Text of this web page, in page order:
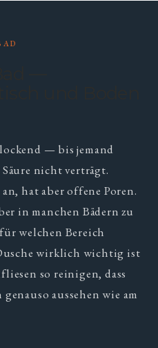
— bis jemand
nicht verträgt.
hat aber offene Poren.
in manchen Bädern zu
welchen Bereich
wirklich wichtig ist
so reinigen, dass
aussehen wie am